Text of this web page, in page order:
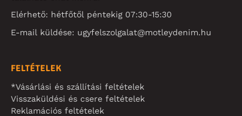
Elérhető: hétfőtől péntekig 07:30-15:30
E-mail küldése: ugyfelszolgalat@motleydenim.hu
FELTÉTELEK
*Vásárlási és szállítási feltételek
Visszaküldési és csere feltételek
Reklamációs feltételek